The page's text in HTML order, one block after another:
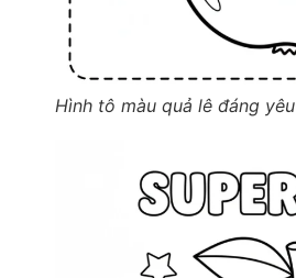
Hình tô màu quả lê đáng yêu